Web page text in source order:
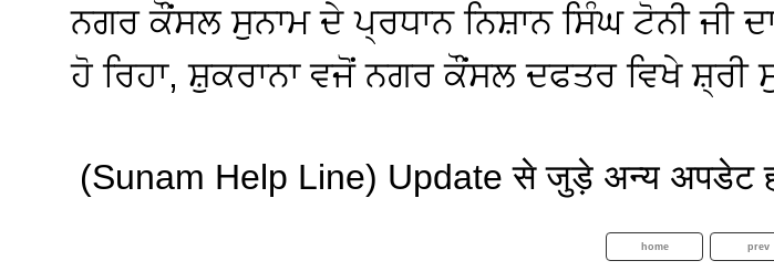
ਨਗਰ ਕੌਂਸਲ ਸੁਨਾਮ ਦੇ ਪ੍ਰਧਾਨ ਨਿਸ਼ਾਨ ਸਿੰਘ ਟੋਨੀ ਜੀ
ਹੋ ਰਿਹਾ, ਸ਼ੁਕਰਾਨਾ ਵਜੋਂ ਨਗਰ ਕੌਂਸਲ ਦਫਤਰ ਵਿਖੇ ਸ਼੍ਰੀ
(Sunam Help Line) Update से जुड़े अन्य अपडेट
home prev